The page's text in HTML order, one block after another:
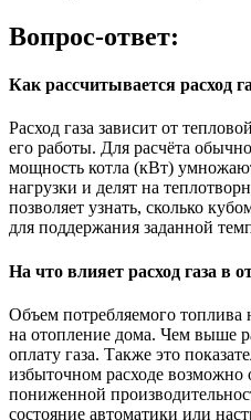
Вопрос-ответ:
Как рассчитывается расход
Расход газа зависит от
его работы. Для расчёта
мощность котла (кВт)
нагрузки и делят на
позволяет узнать, сколько
для поддержания заданной
На что влияет расход газа в
Объем потребляемого топлива
на отопление дома. Чем выше
оплату газа. Также это
избыточном расходе возможно
пониженной
состояние автоматики или